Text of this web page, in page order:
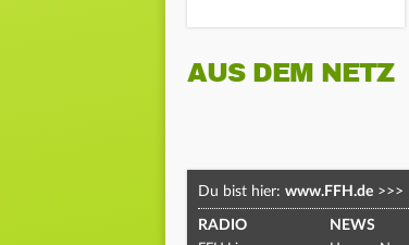
AUS DEM NETZ
Du bist hier: www.FFH.de >>>
RADIO NEWS